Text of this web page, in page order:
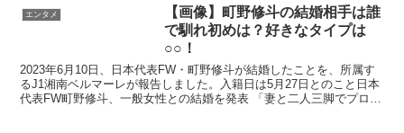
エンタメ
【画像】町野修斗の結婚相手は誰
で馴れ初めは？好きなタイプは
○○！
2023年6月10日、日本代表FW・町野修斗が結婚したことを、所属す
るJ1湘南ベルマーレが報告しました。入籍日は5月27日とのこと日本
代表FW町野修斗、一般女性との結婚を発表 「妻と二人三脚でプロの